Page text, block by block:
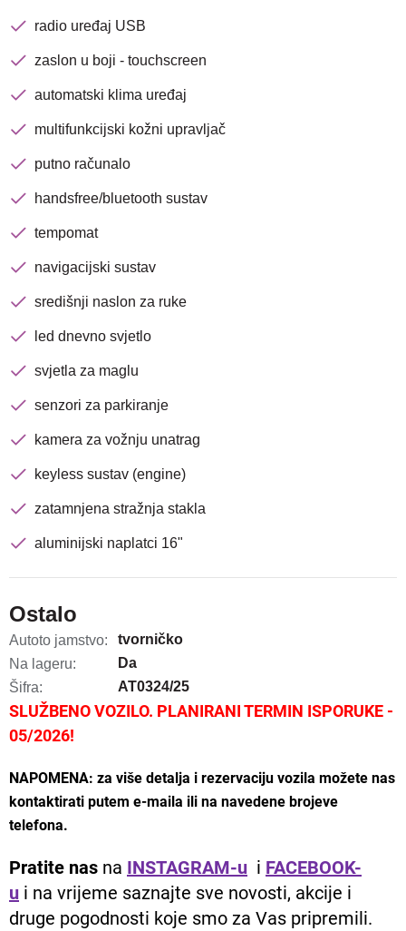
radio uređaj USB
zaslon u boji - touchscreen
automatski klima uređaj
multifunkcijski kožni upravljač
putno računalo
handsfree/bluetooth sustav
tempomat
navigacijski sustav
središnji naslon za ruke
led dnevno svjetlo
svjetla za maglu
senzori za parkiranje
kamera za vožnju unatrag
keyless sustav (engine)
zatamnjena stražnja stakla
aluminijski naplatci 16"
Ostalo
Autoto jamstvo:
tvorničko
Na lageru:
Da
Šifra:
AT0324/25
SLUŽBENO VOZILO. PLANIRANI TERMIN ISPORUKE -
05/2026!
NAPOMENA: za više detalja i rezervaciju vozila možete nas
kontaktirati putem e-maila ili na navedene brojeve
telefona.
Pratite nas na INSTAGRAM-u i FACEBOOK-
u i na vrijeme saznajte sve novosti, akcije i
druge pogodnosti koje smo za Vas pripremili.
avenija 102, Resnik
Brza pretraga